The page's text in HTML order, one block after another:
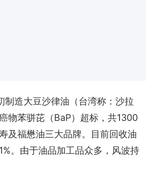
制造大豆沙律油（台湾称：沙拉
物苯骈芘（BaP）超标，共1300
及福懋油三大品牌。目前回收油
。由于油品加工品众多，风波持